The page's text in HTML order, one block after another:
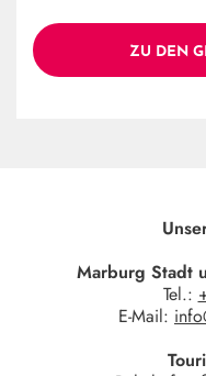
ZU DEN
Marburg Stadt
Tel.:
E-Mail: